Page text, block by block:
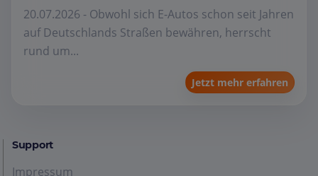
20.07.2026 - Obwohl sich E-Autos schon seit Jahren
auf Deutschlands Straßen bewähren, herrscht
rund um...
Jetzt mehr erfahren
Support
Impressum